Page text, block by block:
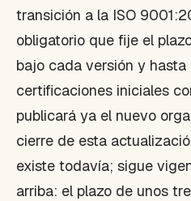
transición a la ISO
obligatorio que fije el
bajo cada versión y
certificaciones iniciales
publicará ya el nuevo
cierre de esta
existe todavía; sigue
arriba: el plazo de unos